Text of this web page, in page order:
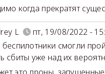
когда прекратят
L
пт, 19/08/2022 -
беспилотники смогли
сбиты уже над их